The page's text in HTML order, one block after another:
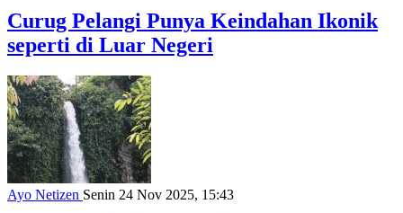
Curug Pelangi Punya Keindahan Ikonik
seperti di Luar Negeri
Ayo Netizen Senin 24 Nov 2025, 15:43